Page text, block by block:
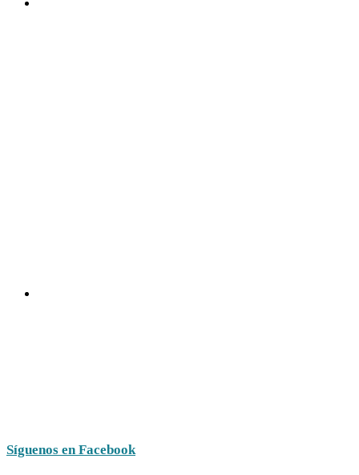
Síguenos en Facebook